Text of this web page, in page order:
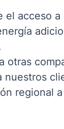
el acceso
otras
nuestros
regional